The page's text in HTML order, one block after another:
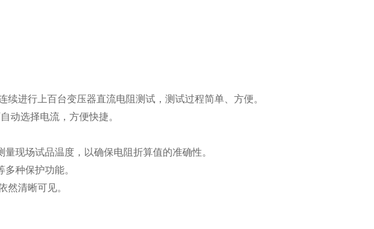
进行上百台变压器直流电阻测试，测试过程简单、方便。
动选择电流，方便快捷。
现场试品温度，以确保电阻折算值的准确性。
种保护功能。
然清晰可见。